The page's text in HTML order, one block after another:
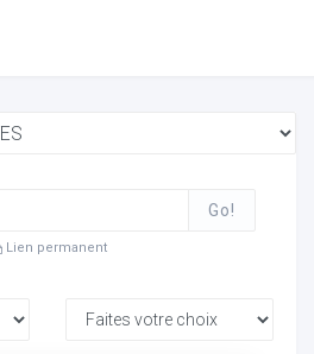
Go!
Lien permanent